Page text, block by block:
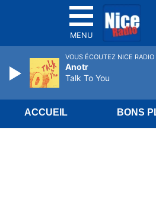
MENU
ACCUEIL BONS
VOUS ÉCOUTEZ NICE RADIO
Anotr
Talk To You